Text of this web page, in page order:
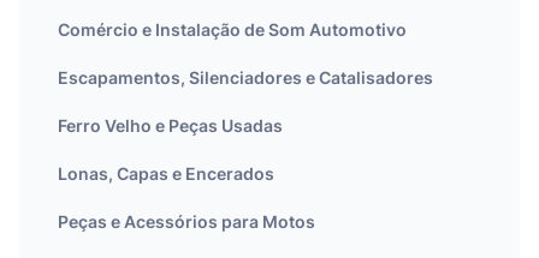
Comércio e Instalação de Som Automotivo
Escapamentos, Silenciadores e Catalisadores
Ferro Velho e Peças Usadas
Lonas, Capas e Encerados
Peças e Acessórios para Motos